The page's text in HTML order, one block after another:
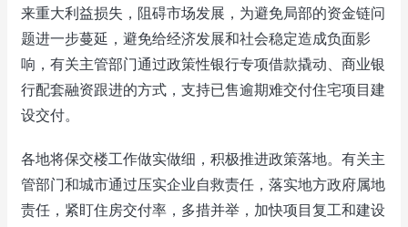
来重大利益损失，阻碍市场发展，为避免局部的资金链问
题进一步蔓延，避免给经济发展和社会稳定造成负面影
响，有关主管部门通过政策性银行专项借款撬动、商业银
行配套融资跟进的方式，支持已售逾期难交付住宅项目建
设交付。
各地将保交楼工作做实做细，积极推进政策落地。有关主
管部门和城市通过压实企业自救责任，落实地方政府属地
责任，紧盯住房交付率，多措并举，加快项目复工和建设